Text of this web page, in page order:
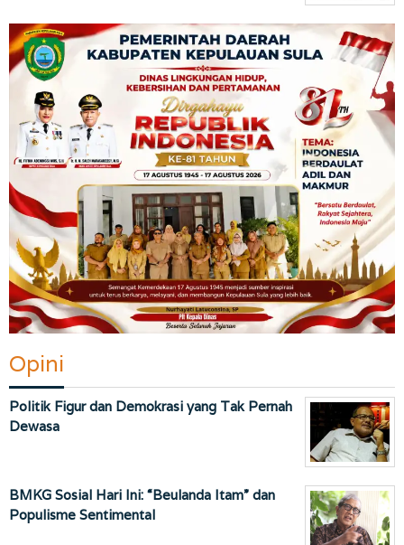
Opini
Politik Figur dan Demokrasi yang Tak Pernah
Dewasa
BMKG Sosial Hari Ini: “Beulanda Itam” dan
Populisme Sentimental